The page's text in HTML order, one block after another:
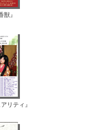
』
リティ』